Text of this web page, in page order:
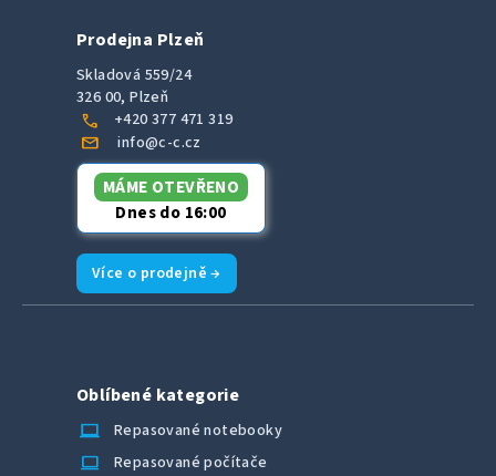
Prodejna Plzeň
Skladová 559/24
326 00, Plzeň
call +420 377 471 319
mail info@c-c.cz
MÁME OTEVŘENO
Dnes do 16:00
Více o prodejně →
Oblíbené kategorie
laptop_chromebook
Repasované notebooky
computer Repasované počítače